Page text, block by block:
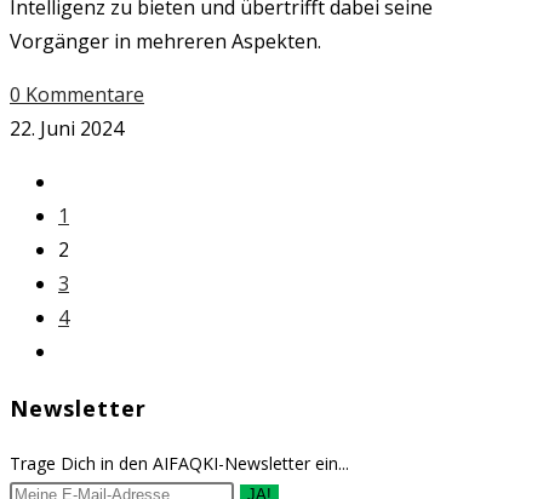
Intelligenz zu bieten und übertrifft dabei seine
Vorgänger in mehreren Aspekten.
0 Kommentare
22. Juni 2024
vorherigen
Seite
1
2
3
4
Seite
Newsletter
Trage Dich in den AIFAQKI-Newsletter ein...
JA!